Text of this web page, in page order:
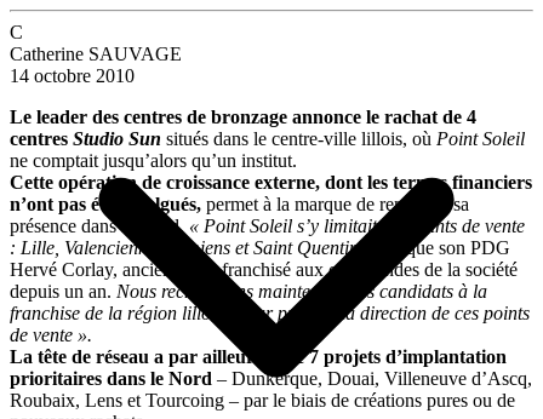
C
Catherine SAUVAGE
14 octobre 2010
Le leader des centres de bronzage annonce le rachat de 4
centres Studio Sun situés dans le centre-ville lillois, où Point Soleil
ne comptait jusqu’alors qu’un institut.
Cette opération de croissance externe, dont les termes financiers
n’ont pas été divulgués, permet à la marque de renforcer sa
présence dans le Nord. « Point Soleil s’y limitait à 4 points de vente
: Lille, Valenciennes, Amiens et Saint Quentin, explique son PDG
Hervé Corlay, ancien multi-franchisé aux commandes de la société
depuis un an. Nous recherchons maintenant des candidats à la
franchise de la région lilloise pour prendre la direction de ces points
de vente ».
La tête de réseau a par ailleurs ciblé 7 projets d’implantation
prioritaires dans le Nord – Dunkerque, Douai, Villeneuve d’Ascq,
Roubaix, Lens et Tourcoing – par le biais de créations pures ou de